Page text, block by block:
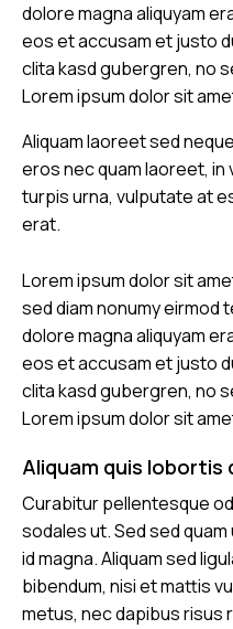
dolore magna aliquyam
eos et accusam et justo
clita kasd gubergren, no
Lorem ipsum dolor sit
Aliquam laoreet sed
eros nec quam laoreet,
turpis urna, vulputate at
erat.
Lorem ipsum dolor sit
sed diam nonumy eirmod
dolore magna aliquyam
eos et accusam et justo
clita kasd gubergren, no
Lorem ipsum dolor sit
Aliquam quis lobortis
Curabitur pellentesque
sodales ut. Sed sed
id magna. Aliquam sed
bibendum, nisi et mattis
metus, nec dapibus risus